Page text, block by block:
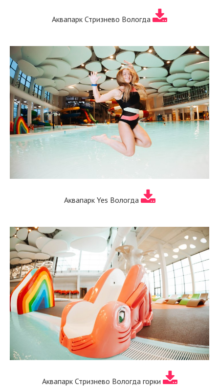
Аквапарк Стризнево Вологда
Аквапарк Yes Вологда
Аквапарк Стризнево Вологда горки